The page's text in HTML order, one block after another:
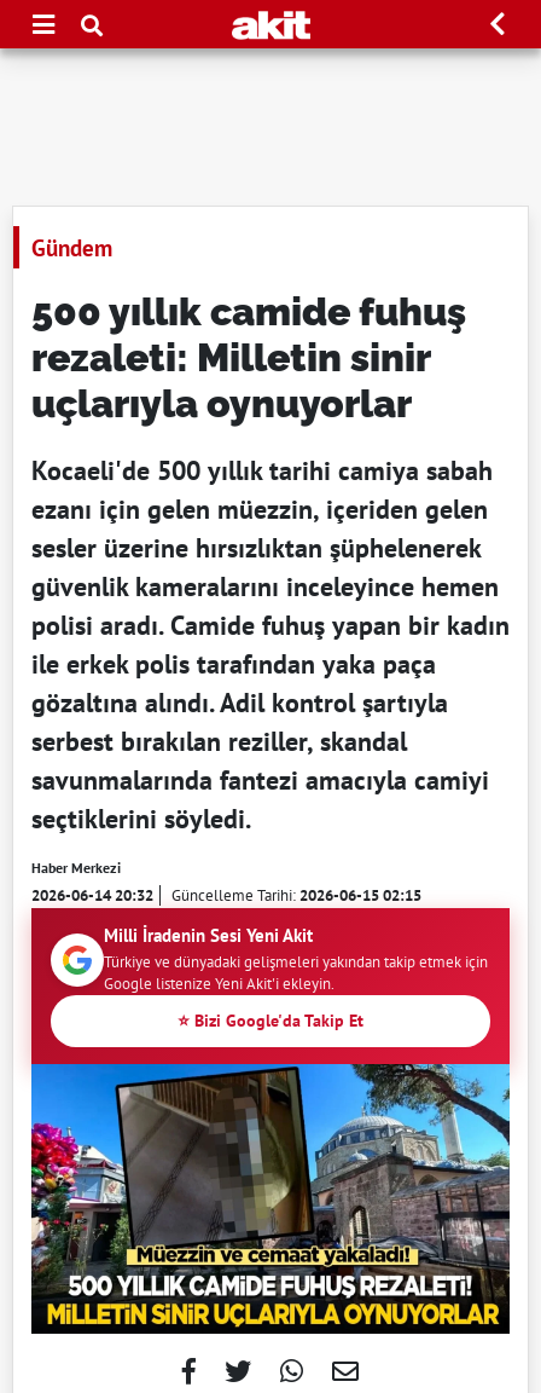
Gündem
500 yıllık camide fuhuş
rezaleti: Milletin sinir
uçlarıyla oynuyorlar
Kocaeli'de 500 yıllık tarihi camiya sabah
ezanı için gelen müezzin, içeriden gelen
sesler üzerine hırsızlıktan şüphelenerek
güvenlik kameralarını inceleyince hemen
polisi aradı. Camide fuhuş yapan bir kadın
ile erkek polis tarafından yaka paça
gözaltına alındı. Adil kontrol şartıyla
serbest bırakılan reziller, skandal
savunmalarında fantezi amacıyla camiyi
seçtiklerini söyledi.
Haber Merkezi
2026-06-14 20:32 Güncelleme Tarihi:2026-06-15 02:15
Milli İradenin Sesi Yeni Akit
Türkiye ve dünyadaki gelişmeleri yakından takip etmek için
Google listenize Yeni Akit'i ekleyin.
⭐ Bizi Google'da Takip Et